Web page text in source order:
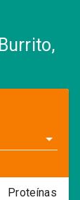
Proteínas